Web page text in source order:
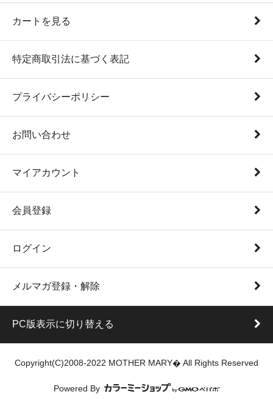
カートを見る
特定商取引法に基づく表記
プライバシーポリシー
お問い合わせ
マイアカウント
会員登録
ログイン
メルマガ登録・解除
PC版表示に切り替える
Copyright(C)2008-2022 MOTHER MARY� All Rights Reserved
Powered By